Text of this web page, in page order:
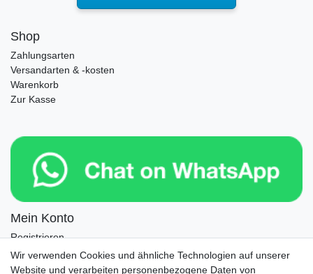
Shop
Zahlungsarten
Versandarten & -kosten
Warenkorb
Zur Kasse
Mein Konto
Registrieren
Login
Wir verwenden Cookies und ähnliche Technologien auf unserer
Website und verarbeiten personenbezogene Daten von